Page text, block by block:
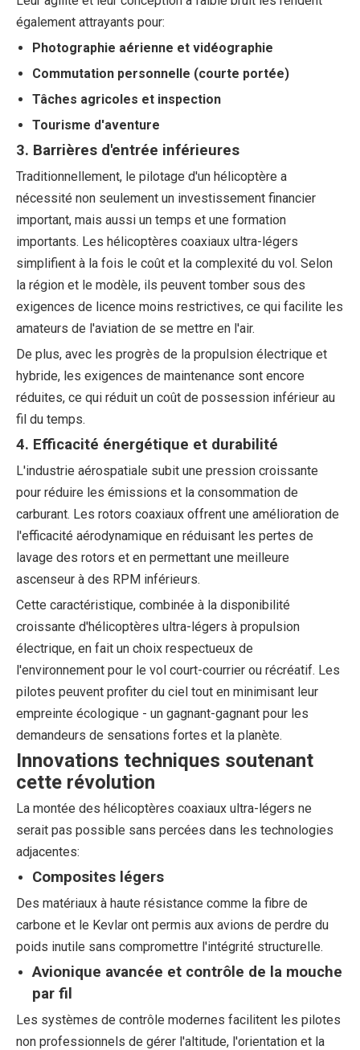
également attrayants pour:
Photographie aérienne et vidéographie
Commutation personnelle (courte portée)
Tâches agricoles et inspection
Tourisme d'aventure
3. Barrières d'entrée inférieures
Traditionnellement, le pilotage d'un hélicoptère a
nécessité non seulement un investissement financier
important, mais aussi un temps et une formation
importants. Les hélicoptères coaxiaux ultra-légers
simplifient à la fois le coût et la complexité du vol. Selon
la région et le modèle, ils peuvent tomber sous des
exigences de licence moins restrictives, ce qui facilite les
amateurs de l'aviation de se mettre en l'air.
De plus, avec les progrès de la propulsion électrique et
hybride, les exigences de maintenance sont encore
réduites, ce qui réduit un coût de possession inférieur au
fil du temps.
4. Efficacité énergétique et durabilité
L'industrie aérospatiale subit une pression croissante
pour réduire les émissions et la consommation de
carburant. Les rotors coaxiaux offrent une amélioration de
l'efficacité aérodynamique en réduisant les pertes de
lavage des rotors et en permettant une meilleure
ascenseur à des RPM inférieurs.
Cette caractéristique, combinée à la disponibilité
croissante d'hélicoptères ultra-légers à propulsion
électrique, en fait un choix respectueux de
l'environnement pour le vol court-courrier ou récréatif. Les
pilotes peuvent profiter du ciel tout en minimisant leur
empreinte écologique - un gagnant-gagnant pour les
demandeurs de sensations fortes et la planète.
Innovations techniques soutenant
cette révolution
La montée des hélicoptères coaxiaux ultra-légers ne
serait pas possible sans percées dans les technologies
adjacentes:
Composites légers
Des matériaux à haute résistance comme la fibre de
carbone et le Kevlar ont permis aux avions de perdre du
poids inutile sans compromettre l'intégrité structurelle.
Avionique avancée et contrôle de la mouche
par fil
Les systèmes de contrôle modernes facilitent les pilotes
non professionnels de gérer l'altitude, l'orientation et la